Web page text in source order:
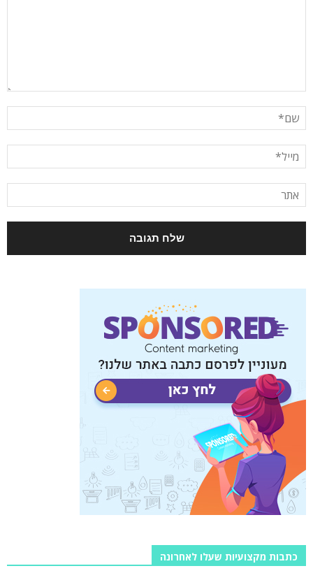
כתבות מקצועיות שעלו לאחרונה